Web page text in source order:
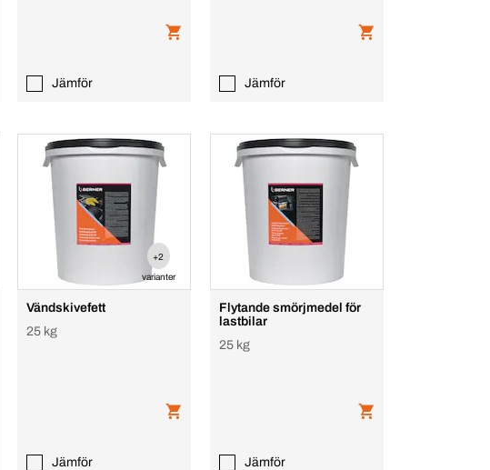
Jämför Jämför
+2
varianter
Vändskivefett
25 kg
Jämför
Flytande smörjmedel för
lastbilar
25 kg
Jämför